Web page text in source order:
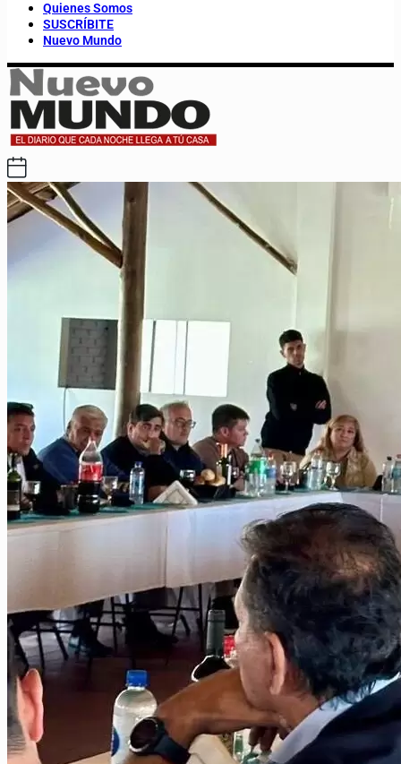
Quienes Somos
SUSCRÍBITE
Nuevo Mundo